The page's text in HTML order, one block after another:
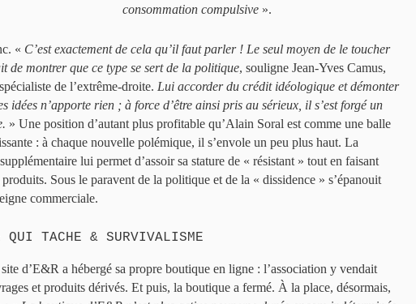
consommation compulsive ».
« C’est exactement de cela qu’il faut parler ! Le seul moyen de le toucher
de montrer que ce type se sert de la politique, souligne Jean-Yves Camus,
de l’extrême-droite. Lui accorder du crédit idéologique et démonter
idées n’apporte rien ; à force d’être ainsi pris au sérieux, il s’est forgé un
» Une position d’autant plus profitable qu’Alain Soral est comme une balle
: à chaque nouvelle polémique, il s’envole un peu plus haut. La
lui permet d’assoir sa stature de « résistant » tout en faisant
produits. Sous le paravent de la politique et de la « dissidence » s’épanouit
commerciale.
QUI TACHE & SURVIVALISME
d’E&R a hébergé sa propre boutique en ligne : l’association y vendait
et produits dérivés. Et puis, la boutique a fermé. À la place, désormais,